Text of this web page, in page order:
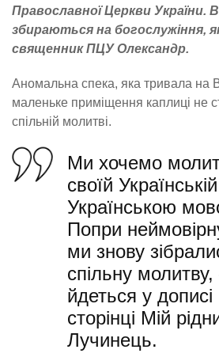
Православної Церкви України.
збираються на богослужіння,
священник ПЦУ Олександр.
Аномальна спека, яка тривала на
маленьке приміщення каплиці не
спільній молитві.
Ми хочемо
своїй
Українською
Попри
ми знову
спільну молитву,
йдеться у дописі
сторінці Мій
Лучинець.